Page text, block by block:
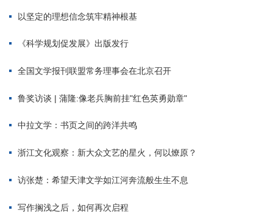
以坚定的理想信念筑牢精神根基
《科学规划促发展》出版发行
全国文学报刊联盟常务理事会在北京召开
鲁奖访谈 | 蒲隆:像老兵胸前挂"红色英勇勋章"
中拉文学：书页之间的跨洋共鸣
浙江文化观察：新大众文艺的星火，何以燎原？
访张楚：希望天津文学如江河奔流般生生不息
写作搁浅之后，如何再次启程